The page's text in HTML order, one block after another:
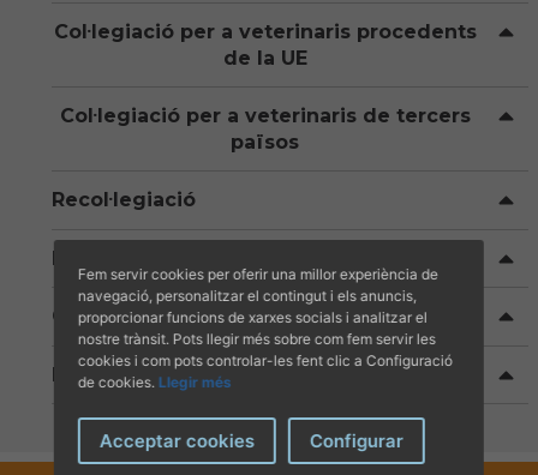
Salut animal i salut pública
CONTACTE
Col·legiació per a veterinaris procedents
de la UE
Col·legiació per a veterinaris de tercers
països
Recol·legiació
Baixa col·legial
Canvi de situació a veterinari jubilat
Reducció de quota col·legial
Fem servir cookies per oferir una millor experiència de
navegació, personalitzar el contingut i els anuncis,
proporcionar funcions de xarxes socials i analitzar el
nostre trànsit. Pots llegir més sobre com fem servir les
cookies i com pots controlar-les fent clic a Configuració
de cookies. Llegir més
Acceptar cookies Configurar